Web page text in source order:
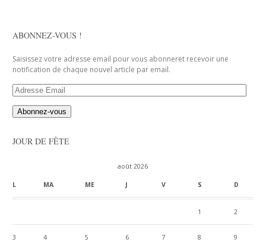
ABONNEZ-VOUS !
Saisissez votre adresse email pour vous abonneret recevoir une
notification de chaque nouvel article par email.
Adresse
Email
JOUR DE FÊTE
août 2026
L MA ME J V S D
1 2
3 4 5 6 7 8 9